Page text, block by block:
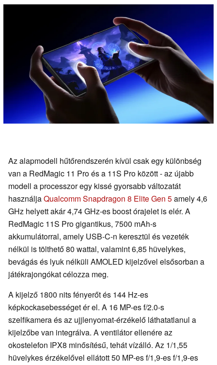
Az alapmodell hűtőrendszerén kívül csak egy különbség
van a RedMagic 11 Pro és a 11S Pro között - az újabb
modell a processzor egy kissé gyorsabb változatát
használjaQualcomm Snapdragon 8 Elite Gen 5amely 4,6
GHz helyett akár 4,74 GHz-es boost órajelet is elér. A
RedMagic 11S Pro gigantikus, 7500 mAh-s
akkumulátorral, amely USB-C-n keresztül és vezeték
nélkül is tölthető 80 wattal, valamint 6,85 hüvelykes,
bevágás és lyuk nélküli AMOLED kijelzővel elsősorban a
játékrajongókat célozza meg.
A kijelző 1800 nits fényerőt és 144 Hz-es
képkockasebességet ér el. A 16 MP-es f/2.0-s
szelfikamera és az ujjlenyomat-érzékelő láthatatlanul a
kijelzőbe van integrálva. A ventilátor ellenére az
okostelefon IPX8 minősítésű, tehát vízálló. Az 1/1,55
hüvelykes érzékelővel ellátott 50 MP-es f/1,9-es f/1,9-es